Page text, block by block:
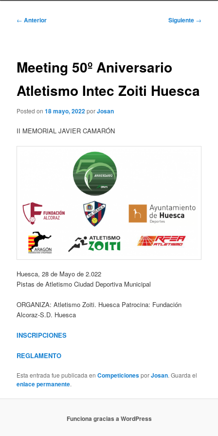
Navegación
← Anterior Siguiente →
Meeting 50º Aniversario
Atletismo Intec Zoiti Huesca
Posted on18 mayo, 2022porJosan
II MEMORIAL JAVIER CAMARÓN
Huesca, 28 de Mayo de 2.022
Pistas de Atletismo Ciudad Deportiva Municipal
ORGANIZA: Atletismo Zoiti. Huesca Patrocina: Fundación
Alcoraz-S.D. Huesca
INSCRIPCIONES
REGLAMENTO
Esta entrada fue publicada enCompeticionesporJosan. Guarda el
enlace permanente.
Funciona gracias a WordPress